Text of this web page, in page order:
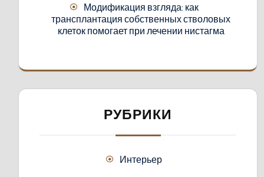
Модификация взгляда: как
трансплантация собственных стволовых
клеток помогает при лечении нистагма
РУБРИКИ
Интерьер